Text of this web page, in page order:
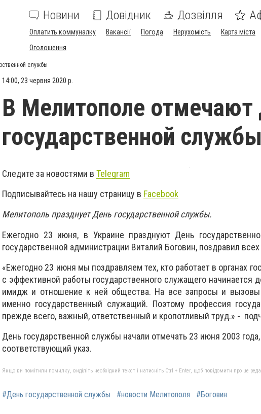
Новини Довідник Дозвілля
Оплатить коммуналку Вакансії Погода Нерухомість Карта міста
Оголошення
службы
14:00, 23 червня 2020 р.
В Мелитополе отмечают
государственной службы
Следите за новостями в Telegram
Подписывайтесь на нашу страницу в Facebook
Мелитополь празднует День государственной службы.
Ежегодно 23 июня, в Украине празднуют День
государственной администрации Виталий Боговин, поздравил
«Ежегодно 23 июня мы поздравляем тех, кто работает в органах
с эффективной работы государственного служащего начинается
имидж и отношение к ней общества. На все запросы и вызовы
именно государственный служащий. Поэтому профессия
прежде всего, важный, ответственный и кропотливый труд.» -
День государственной службы начали отмечать 23 июня 2003
соответствующий указ.
Якщо ви помітили помилку, виділіть необхідний текст і натисніть Ctrl + Enter, щоб повідомити про це
#День государственной службы #новости Мелитополя #Боговин